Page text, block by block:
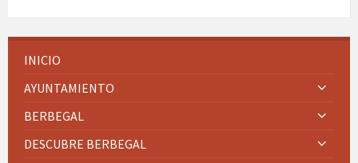
INICIO
AYUNTAMIENTO
BERBEGAL
DESCUBRE BERBEGAL